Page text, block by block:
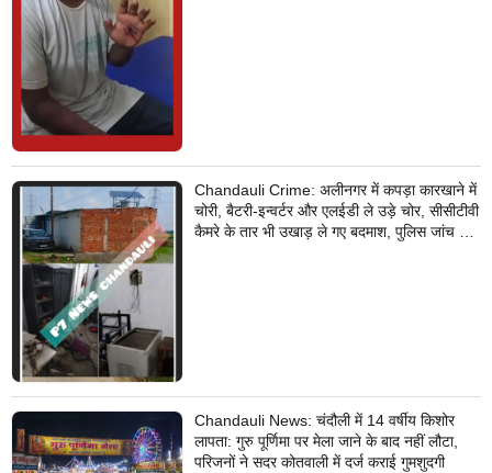
Chandauli Crime: अलीनगर में कपड़ा कारखाने में
चोरी, बैटरी-इन्वर्टर और एलईडी ले उड़े चोर, सीसीटीवी
कैमरे के तार भी उखाड़ ले गए बदमाश, पुलिस जांच में
Chandauli News: चंदौली में 14 वर्षीय किशोर
लापता: गुरु पूर्णिमा पर मेला जाने के बाद नहीं लौटा,
परिजनों ने सदर कोतवाली में दर्ज कराई गुमशुदगी